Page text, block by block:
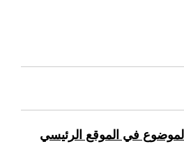
في الموقع الرئيسي